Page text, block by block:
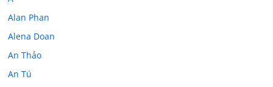
Alan Phan
Alena Doan
An Thảo
An Tú